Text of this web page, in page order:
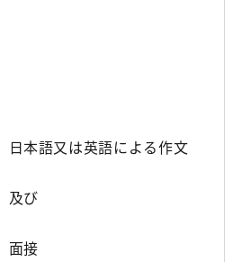
日本語又は英語による作文
及び
面接